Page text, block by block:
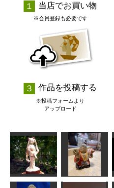
当店でお買い物
※会員登録も必要です
作品を投稿する
※投稿フォームより
アップロード